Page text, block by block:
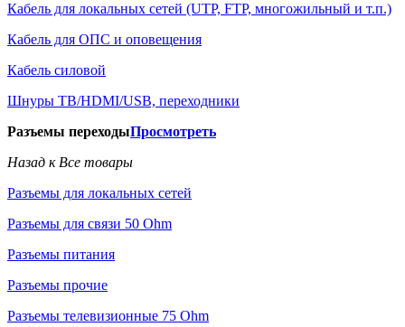
Кабель для локальных сетей (UTP, FTP, многожильный и т.п.)
Кабель для ОПС и оповещения
Кабель силовой
Шнуры ТВ/HDMI/USB, переходники
Разъемы переходыПросмотреть
Назад к Все товары
Разъемы для локальных сетей
Разъемы для связи 50 Ohm
Разъемы питания
Разъемы прочие
Разъемы телевизионные 75 Ohm